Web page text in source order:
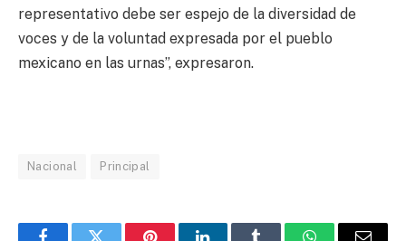
representativo debe ser espejo de la diversidad de
voces y de la voluntad expresada por el pueblo
mexicano en las urnas”, expresaron.
Nacional Principal